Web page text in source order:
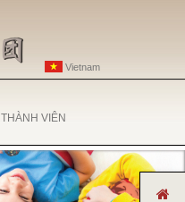
Vietnam
THÀNH VIÊN